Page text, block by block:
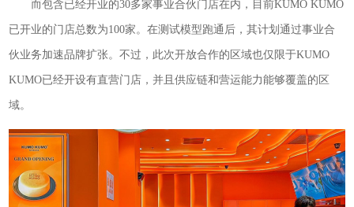
而包含已经开业的30多家事业合伙门店在内，目前KUMO KUMO
已开业的门店总数为100家。在测试模型跑通后，其计划通过事业合
伙业务加速品牌扩张。不过，此次开放合作的区域也仅限于KUMO
KUMO已经开设有直营门店，并且供应链和营运能力能够覆盖的区
域。